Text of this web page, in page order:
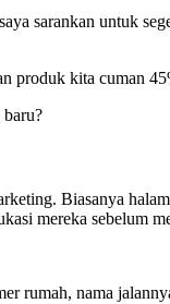
sarankan untuk
produk kita cuman
Biasanya
mereka sebelum
rumah, nama